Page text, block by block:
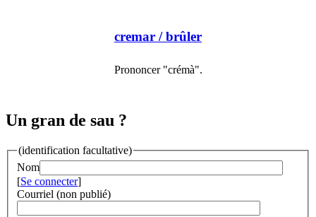
cremar / brûler
Prononcer "crémà".
Un gran de sau ?
(identification facultative)
Nom
[Se connecter]
Courriel (non publié)